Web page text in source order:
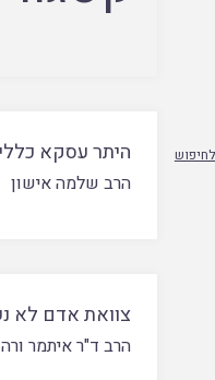
היתר עסקא
הרב שלמה אישון
צוואת אדם לא
הרב ד"ר איתמר